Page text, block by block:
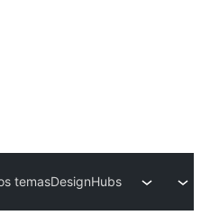
temasDesignHubs